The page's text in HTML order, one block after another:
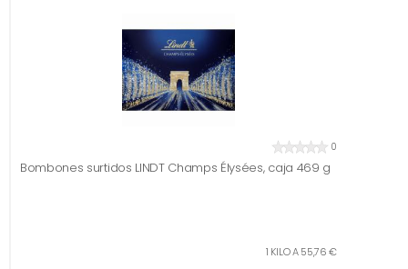
0
Bombones surtidos LINDT Champs Élysées, caja 469 g
1 KILO A 55,76 €